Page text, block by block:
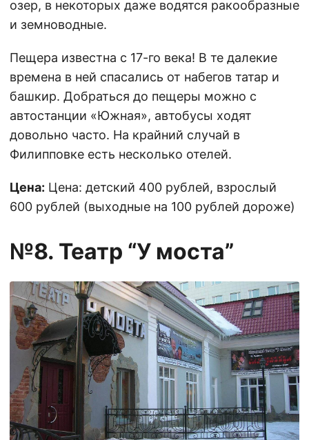
озер, в некоторых даже водятся ракообразные
и земноводные.
Пещера известна с 17-го века! В те далекие
времена в ней спасались от набегов татар и
башкир. Добраться до пещеры можно с
автостанции «Южная», автобусы ходят
довольно часто. На крайний случай в
Филипповке есть несколько отелей.
Цена: Цена: детский 400 рублей, взрослый
600 рублей (выходные на 100 рублей дороже)
№8. Театр “У моста”